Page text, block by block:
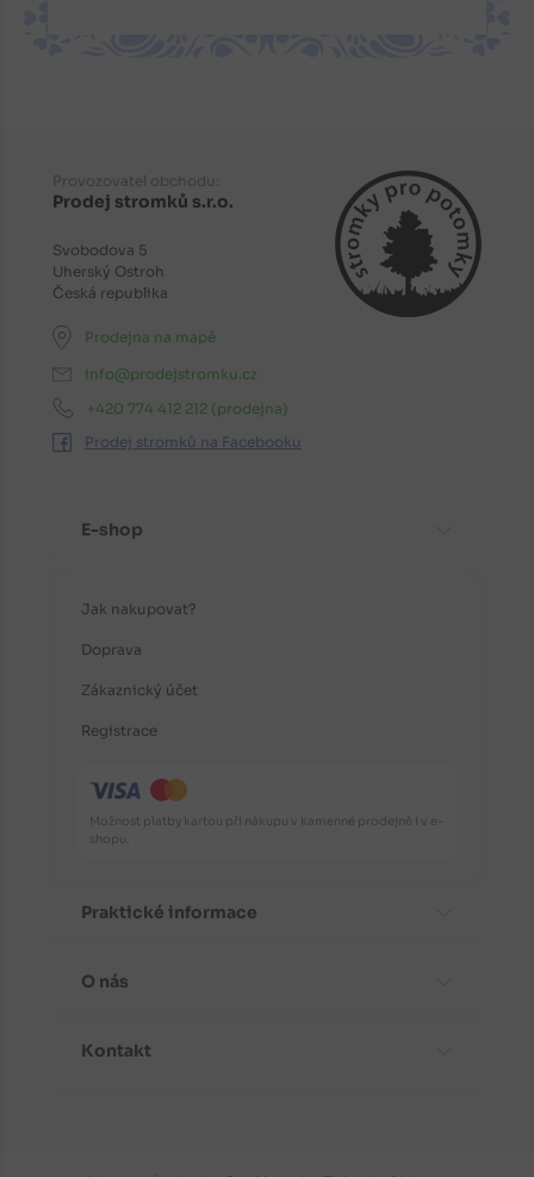
Provozovatel obchodu:
Prodej stromků s.r.o.
Svobodova 5
Uherský Ostroh
Česká republika
Prodejna na mapě
info@prodejstromku.cz
+420 774 412 212 (prodejna)
Prodej stromků na Facebooku
E-shop
Jak nakupovat?
Doprava
Zákaznický účet
Registrace
Možnost platby kartou při nákupu v kamenné prodejně i v e-
shopu.
Praktické informace
Časté dotazy
O nás
Aktuality
Kontakt
Kudy k nám do prodejny?